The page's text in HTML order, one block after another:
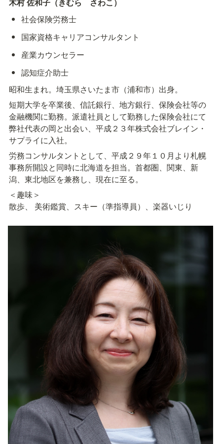
木村 佐和子（きむら　さわこ）
社会保険労務士
国家資格キャリアコンサルタント
産業カウンセラー
認知症介助士
昭和生まれ。埼玉県さいたま市（浦和市）出身。
短期大学を卒業後、信託銀行、地方銀行、保険会社等の
金融機関に勤務。派遣社員として勤務した保険会社にて
弊社代表の岡と出会い、平成２３年株式会社ブレイン・
サプライに入社。
労務コンサルタントとして、平成２９年１０月より札幌
事務所開設と同時に北海道を担当。首都圏、関東、新
潟、東北地区を兼務し、現在に至る。
＜趣味＞
散歩、 美術鑑賞、スキー（準指導員）、楽器いじり